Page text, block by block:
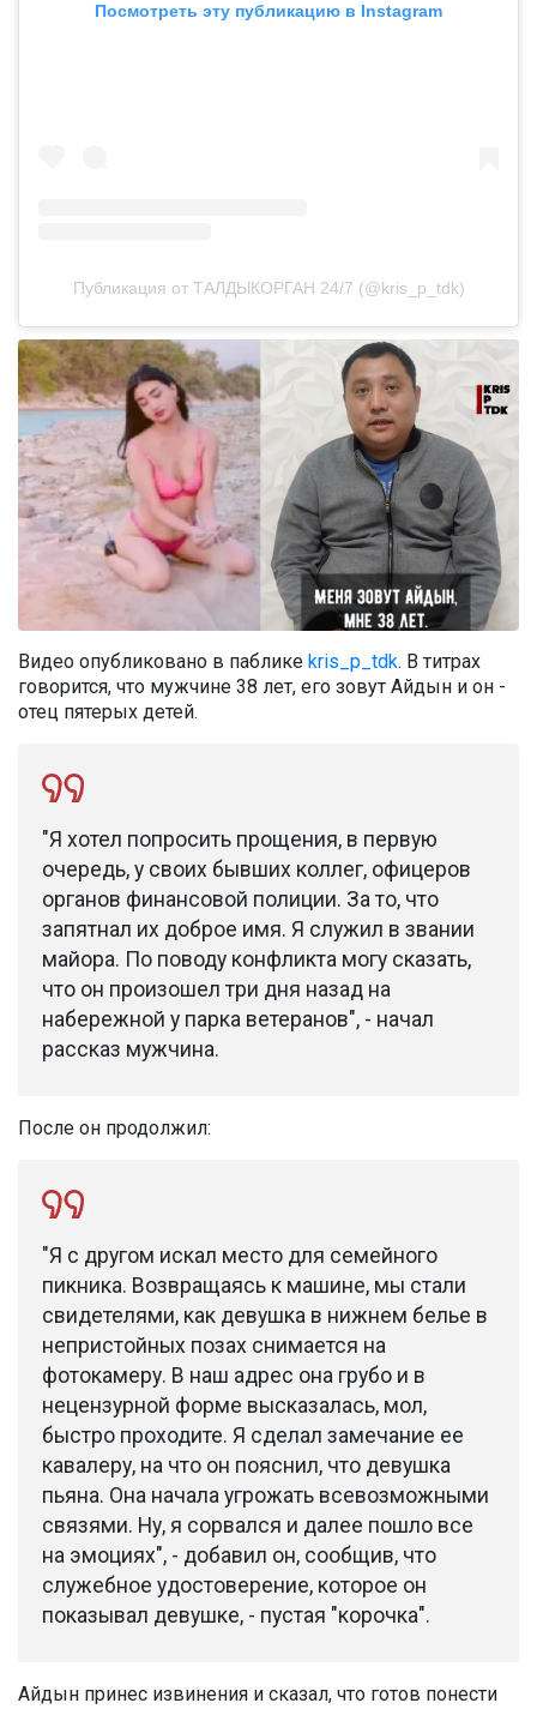
Посмотреть эту публикацию в Instagram
Публикация от ТАЛДЫКОРГАН 24/7 (@kris_p_tdk)
Видео опубликовано в паблике kris_p_tdk. В титрах
говорится, что мужчине 38 лет, его зовут Айдын и он -
отец пятерых детей.
"Я хотел попросить прощения, в первую
очередь, у своих бывших коллег, офицеров
органов финансовой полиции. За то, что
запятнал их доброе имя. Я служил в звании
майора. По поводу конфликта могу сказать,
что он произошел три дня назад на
набережной у парка ветеранов", - начал
рассказ мужчина.
После он продолжил:
"Я с другом искал место для семейного
пикника. Возвращаясь к машине, мы стали
свидетелями, как девушка в нижнем белье в
непристойных позах снимается на
фотокамеру. В наш адрес она грубо и в
нецензурной форме высказалась, мол,
быстро проходите. Я сделал замечание ее
кавалеру, на что он пояснил, что девушка
пьяна. Она начала угрожать всевозможными
связями. Ну, я сорвался и далее пошло все
на эмоциях", - добавил он, сообщив, что
служебное удостоверение, которое он
показывал девушке, - пустая "корочка".
Айдын принес извинения и сказал, что готов понести